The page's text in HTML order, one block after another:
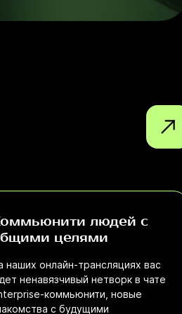
людей с
целями
наших онлайн-трансляциях вас
ненавязчивый нетворк в чате
коммьюнити, новые
с будущими